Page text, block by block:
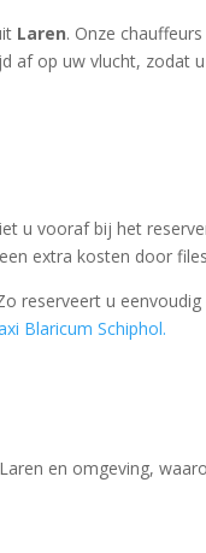
Laren. Onze
af op uw vlucht, zodat
u vooraf bij het
extra kosten door
reserveert u
Blaricum Schiphol.
en omgeving,